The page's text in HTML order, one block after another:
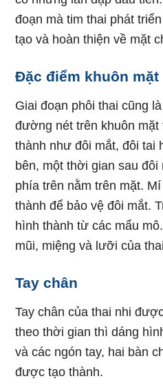
đoạn mà tim thai phát
tạo và hoàn thiện về mặt
Đặc điểm khuôn mặt
Giai đoạn phôi thai cũng
đường nét trên khuôn
thành như đôi mắt, đôi tai
bên, một thời gian sau
phía trên nằm trên mặt.
thành để bảo vệ đôi mắt.
hình thành từ các mẩu
mũi, miệng và lưỡi của
Tay chân
Tay chân của thai nhi
theo thời gian thì dáng
và các ngón tay, hai bàn
được tạo thành.